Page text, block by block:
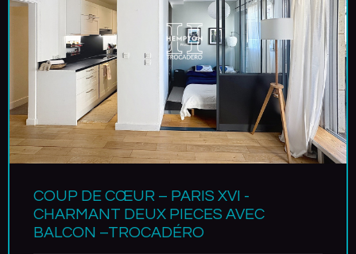
COUP DE CŒUR – PARIS XVI -
CHARMANT DEUX PIECES AVEC
BALCON –TROCADÉRO